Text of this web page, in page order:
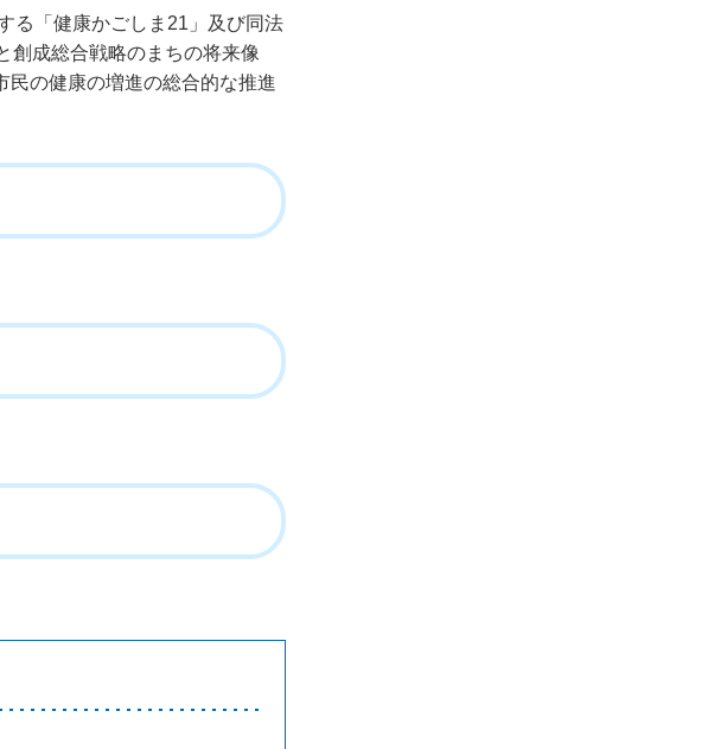
る「健康かごしま21」及び同法
創成総合戦略のまちの将来像
民の健康の増進の総合的な推進